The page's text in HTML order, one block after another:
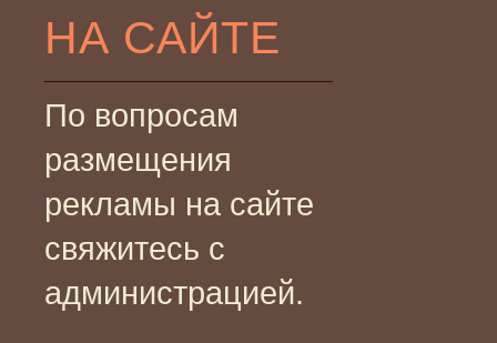
НА САЙТЕ
По вопросам
размещения
рекламы на сайте
свяжитесь с
администрацией.